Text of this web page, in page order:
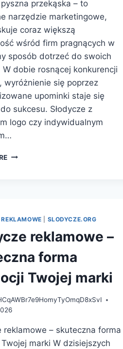
przekąska – to
narzędzie marketingowe,
coraz większą
wśród firm pragnących w
sposób dotrzeć do swoich
W dobie rosnącej konkurencji
wyróżnienie się poprzez
upominki staje się
sukcesu. Słodycze z
logo czy indywidualnym
WPROWADZENIE
SLODYCZE.ORG
reklamowe –
forma
Twojej marki
reklamowe – skuteczna forma
marki W dzisiejszych